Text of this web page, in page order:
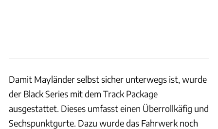
Damit Mayländer selbst sicher unterwegs ist, wurde
der Black Series mit dem Track Package
ausgestattet. Dieses umfasst einen Überrollkäfig und
Sechspunktgurte. Dazu wurde das Fahrwerk noch